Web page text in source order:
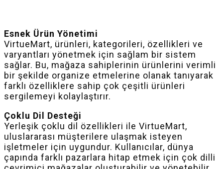
Esnek Ürün Yönetimi
VirtueMart, ürünleri, kategorileri, özellikleri ve
varyantları yönetmek için sağlam bir sistem
sağlar. Bu, mağaza sahiplerinin ürünlerini verimli
bir şekilde organize etmelerine olanak tanıyarak
farklı özelliklere sahip çok çeşitli ürünleri
sergilemeyi kolaylaştırır.
Çoklu Dil Desteği
Yerleşik çoklu dil özellikleri ile VirtueMart,
uluslararası müşterilere ulaşmak isteyen
işletmeler için uygundur. Kullanıcılar, dünya
çapında farklı pazarlara hitap etmek için çok dilli